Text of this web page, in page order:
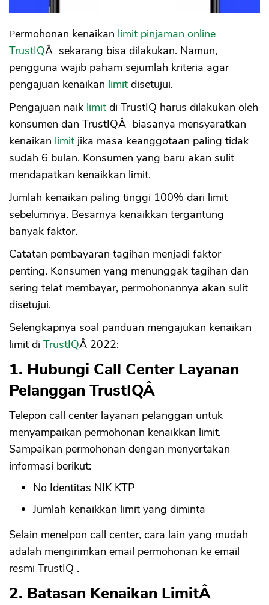
Permohonan kenaikan limit pinjaman online
TrustIQÂ sekarang bisa dilakukan. Namun,
pengguna wajib paham sejumlah kriteria agar
pengajuan kenaikan limit disetujui.
Pengajuan naik limit di TrustIQ harus dilakukan oleh
konsumen dan TrustIQÂ biasanya mensyaratkan
kenaikan limit jika masa keanggotaan paling tidak
sudah 6 bulan. Konsumen yang baru akan sulit
mendapatkan kenaikkan limit.
Jumlah kenaikan paling tinggi 100% dari limit
sebelumnya. Besarnya kenaikkan tergantung
banyak faktor.
Catatan pembayaran tagihan menjadi faktor
penting. Konsumen yang menunggak tagihan dan
sering telat membayar, permohonannya akan sulit
disetujui.
Selengkapnya soal panduan mengajukan kenaikan
limit di TrustIQÂ 2022:
1. Hubungi Call Center Layanan
Pelanggan TrustIQÂ
Telepon call center layanan pelanggan untuk
menyampaikan permohonan kenaikkan limit.
Sampaikan permohonan dengan menyertakan
informasi berikut:
No Identitas NIK KTP
Jumlah kenaikkan limit yang diminta
Selain menelpon call center, cara lain yang mudah
adalah mengirimkan email permohonan ke email
resmi TrustIQ .
2. Batasan Kenaikan LimitÂ